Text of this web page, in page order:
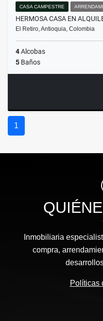
CASA CAMPESTRE
HERMOSA CASA EN
El Retiro, Antioquia, Colombia
4Alcobas
5 Baños
1
Inmobiliaria
compra,
Políticas